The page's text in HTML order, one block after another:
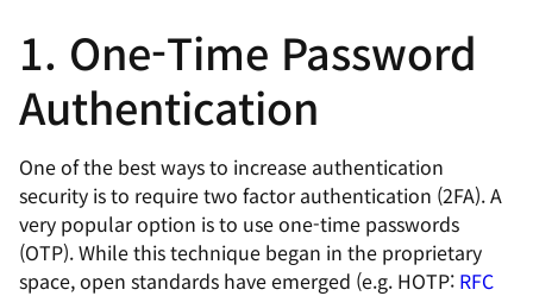
1. One-Time Password
Authentication
One of the best ways to increase authentication
security is to require two factor authentication (2FA). A
very popular option is to use one-time passwords
(OTP). While this technique began in the proprietary
space, open standards have emerged (e.g. HOTP: RFC